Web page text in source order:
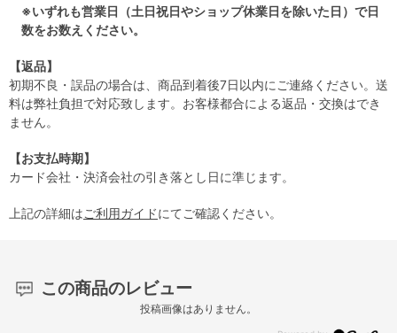
※いずれも営業日（土日祝日やショップ休業日を除いた日）で日
数をお数えください。
【返品】
初期不良・誤品の場合は、商品到着後7日以内にご連絡ください。送
料は弊社負担で対応致します。お客様都合による返品・交換はでき
ません。
【お支払時期】
カード会社・決済会社の引き落とし日に準じます。
上記の詳細はご利用ガイドにてご確認ください。
この商品のレビュー
投稿画像はありません。